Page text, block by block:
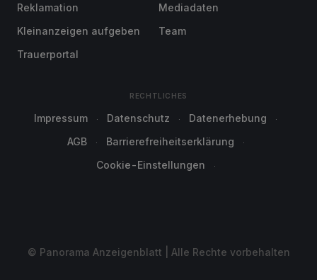
Reklamation
Kleinanzeigen aufgeben
Trauerportal
Mediadaten
Team
RECHTLICHES
Impressum Datenschutz
Datenerhebung
AGB
Barrierefreiheitserklärung
Cookie-Einstellungen
© Panorama Anzeigenblatt | Alle Rechte vorbehalten